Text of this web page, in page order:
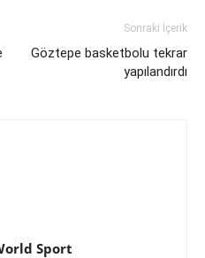
Sonraki İçerik
Göztepe basketbolu tekrar
yapılandırdı
Sport